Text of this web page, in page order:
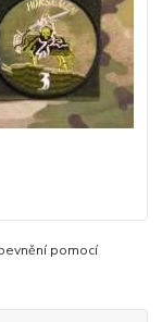
pomocí